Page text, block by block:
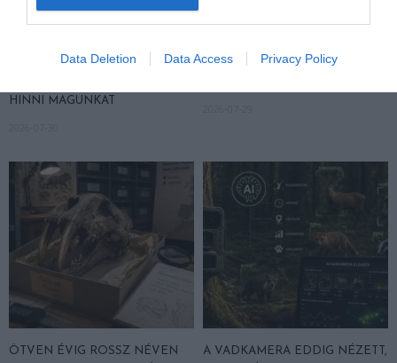
Data Deletion Data Access Privacy Policy
A TUDÓSOK 262 ÚJ FAJT
MEGINT FINOMAN JELEZTE:
HINNI MAGUNKAT
A BETONBA SZORÍTOTT PATAK
NEM CSATORNAKÉNT
ÖTVEN ÉVIG ROSSZ NÉVEN
A VADKAMERA EDDIG NÉZETT,